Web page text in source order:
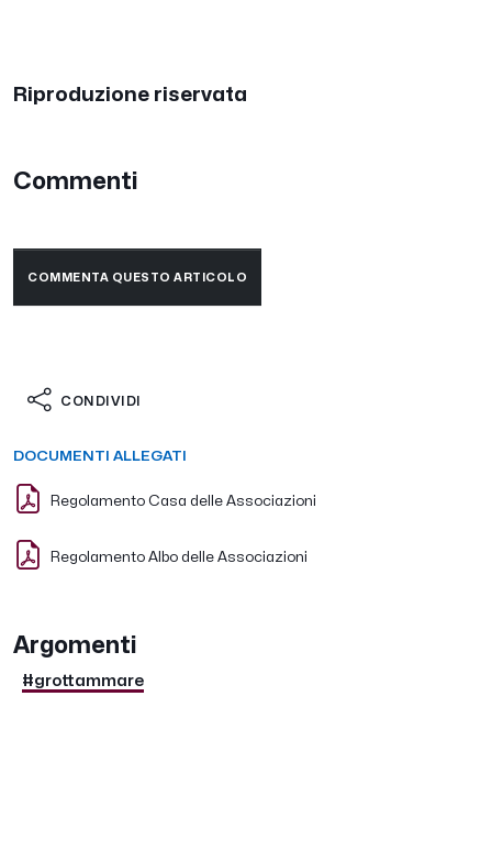
Riproduzione riservata
Commenti
COMMENTA QUESTO ARTICOLO
CONDIVIDI
DOCUMENTI ALLEGATI
Regolamento Casa delle Associazioni
Regolamento Albo delle Associazioni
Argomenti
#grottammare